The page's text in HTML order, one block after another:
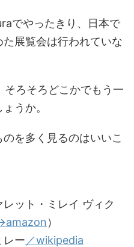
でやったきり、日本で
展覧会は行われていな
そろそろどこかでもう一
うか。
を多く見るのはいいこ
ット・ミレイ ヴィク
）
レー ／wikipedia